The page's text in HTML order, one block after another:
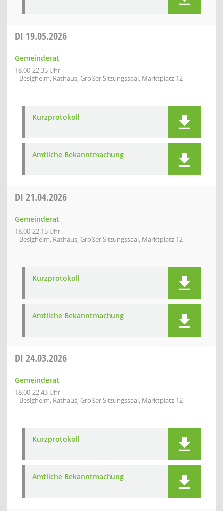
DI 19.05.2026
Gemeinderat
18:00-22:35 Uhr
Besigheim, Rathaus, Großer Sitzungssaal, Marktplatz 12
Kurzprotokoll
Amtliche Bekanntmachung
DI 21.04.2026
Gemeinderat
18:00-22:15 Uhr
Besigheim, Rathaus, Großer Sitzungssaal, Marktplatz 12
Kurzprotokoll
Amtliche Bekanntmachung
DI 24.03.2026
Gemeinderat
18:00-22:43 Uhr
Besigheim, Rathaus, Großer Sitzungssaal, Marktplatz 12
Kurzprotokoll
Amtliche Bekanntmachung